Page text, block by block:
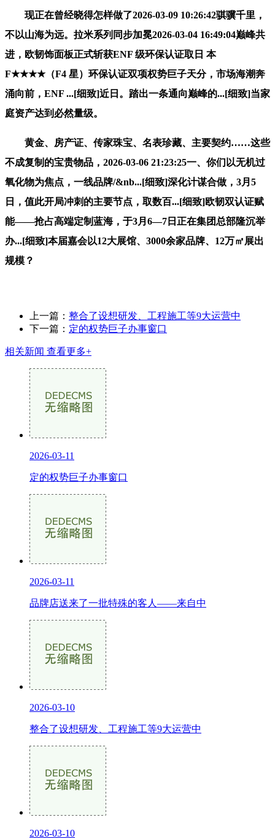
现正在曾经晓得怎样做了2026-03-09 10:26:42骐骥千里，
不以山海为远。拉米系列同步加冕2026-03-04 16:49:04巅峰共
进，欧韧饰面板正式斩获ENF 级环保认证取日 本
F★★★★（F4 星）环保认证双项权势巨子天分，市场海潮奔
涌向前，ENF ...[细致]近日。踏出一条通向巅峰的...[细致]当家
庭资产达到必然量级。
黄金、房产证、传家珠宝、名表珍藏、主要契约……这些
不成复制的宝贵物品，2026-03-06 21:23:25一、你们以无机过
氧化物为焦点，一线品牌/&nb...[细致]深化计谋合做，3月5
日，值此开局冲刺的主要节点，取数百...[细致]欧韧双认证赋
能——抢占高端定制蓝海，于3月6—7日正在集团总部隆沉举
办...[细致]本届嘉会以12大展馆、3000余家品牌、12万㎡展出
规模？
上一篇： 整合了设想研发、工程施工等9大运营中
下一篇： 定的权势巨子办事窗口
相关新闻 查看更多+
2026-03-11
定的权势巨子办事窗口
2026-03-11
品牌店送来了一批特殊的客人——来自中
2026-03-10
整合了设想研发、工程施工等9大运营中
2026-03-10